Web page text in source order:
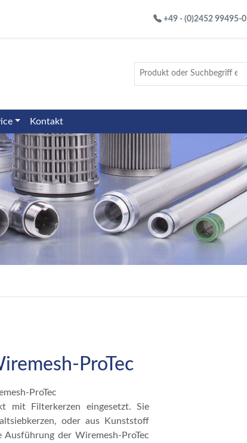
+49 - (0)2452 99495-0
Kontakt
ProTec
ProTec
mit Filterkerzen eingesetzt. Sie
oder aus Kunststoff
der Wiremesh-ProTec